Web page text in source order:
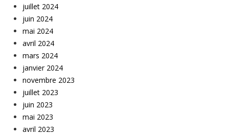
juillet 2024
juin 2024
mai 2024
avril 2024
mars 2024
janvier 2024
novembre 2023
juillet 2023
juin 2023
mai 2023
avril 2023